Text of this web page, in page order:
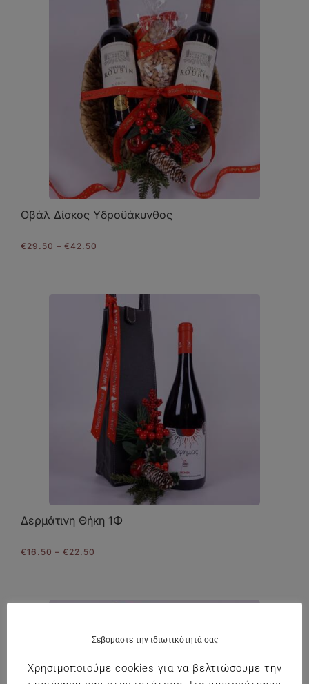
Οβάλ Δίσκος Υδροϋάκυνθος
€ 29.50 – €42.50
€42.50
Δερμάτινη Θήκη 1Φ
€16.50 – € 22.50
€22.50
Σεβόμαστε την ιδιωτικότητά σας
Χρησιμοποιούμε cookies για να βελτιώσουμε την